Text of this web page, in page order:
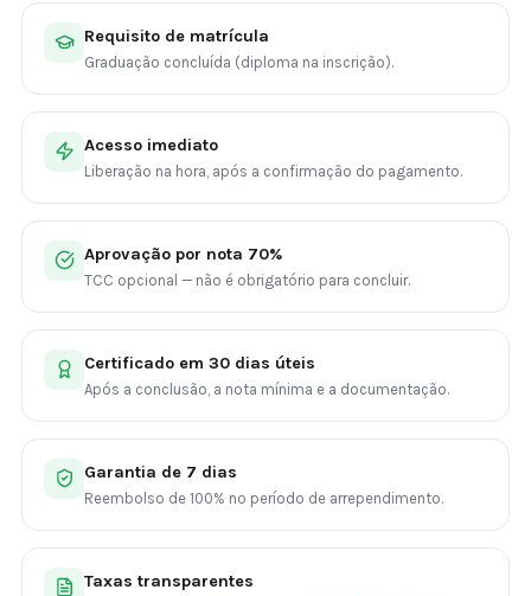
Requisito de matrícula
Graduação concluída (diploma na inscrição).
Acesso imediato
Liberação na hora, após a confirmação do pagamento.
Aprovação por nota 70%
TCC opcional — não é obrigatório para concluir.
Certificado em 30 dias úteis
Após a conclusão, a nota mínima e a documentação.
Garantia de 7 dias
Reembolso de 100% no período de arrependimento.
Taxas transparentes